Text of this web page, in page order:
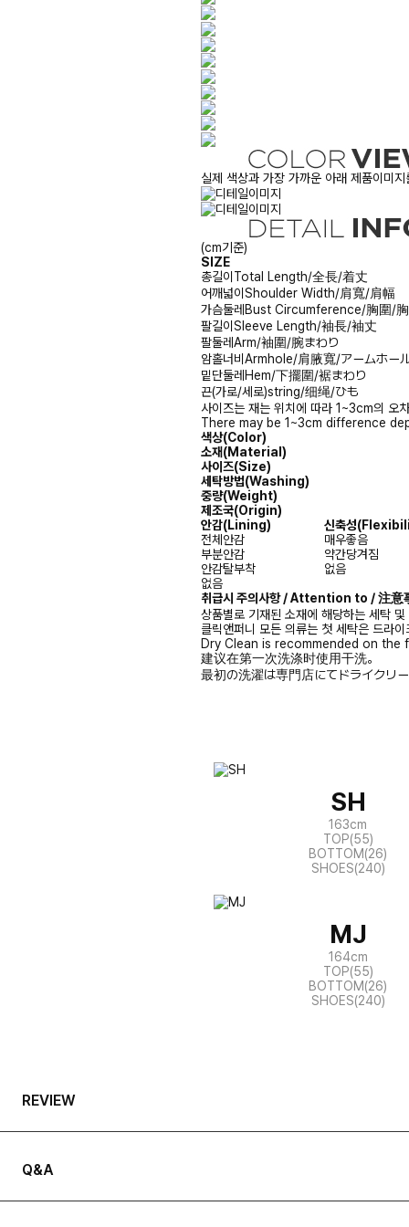
실제 색상과 가장 가까운 아래 제품이미
(cm기준)
SIZE
총길이 Total Length/全長/着丈
어깨넓이 Shoulder Width/肩寬/肩幅
가슴둘레 Bust Circumference/胸圍/胸
팔길이 Sleeve Length/袖長/袖丈
팔둘레Arm/袖圍/腕まわり
암홀너비 Armhole/肩腋寬/アームホー
밑단둘레 Hem/下擺圍/裾まわり
끈(가로/세로)string/细绳/ひも
사이즈는 재는 위치에 따라 1~3cm의 오
There may be 1~3cm difference
색상(Color)
소재(Material)
사이즈(Size)
세탁방법(Washing)
중량(Weight)
제조국(Origin)
안감(Lining) 신축성
전체안감
매우좋음
부분안감
약간당겨짐
안감탈부착
없음
없음
취급시 주의사항 / Attention to / 注意
상품별로 기재된 소재에 해당하는 세탁
클릭앤퍼니 모든 의류는 첫 세탁은 드라
Dry Clean is recommended on the
建议在第一次洗涤时使用干洗。
最初の洗濯は専門店にてドライクリ
SH
163cm
TOP(55)
BOTTOM(26)
SHOES(240)
MJ
164cm
TOP(55)
BOTTOM(26)
SHOES(240)
REVIEW
Q&A